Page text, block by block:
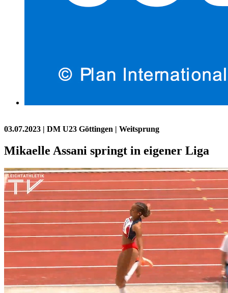
03.07.2023 | DM U23 Göttingen | Weitsprung
Mikaelle Assani springt in eigener Liga